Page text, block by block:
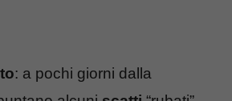
: a pochi giorni dalla